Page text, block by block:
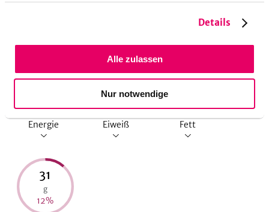
Details
Alle zulassen
Nur notwendige
205
Energie
5,4
Eiweiß
6,4
Fett
31
g
12%